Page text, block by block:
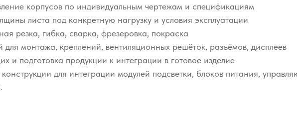
корпусов по индивидуальным чертежам и спецификациям
листа под конкретную нагрузку и условия эксплуатации
резка, гибка, сварка, фрезеровка, покраска
для монтажа, креплений, вентиляционных решёток, разъёмов, дисплеев
и подготовка продукции к интеграции в готовое изделие
для интеграции модулей подсветки, блоков питания,